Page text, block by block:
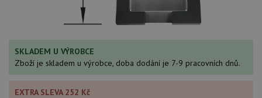
SKLADEM U VÝROBCE
Zboží je skladem u výrobce, doba dodání je 7-9 pracovních dnů.
EXTRA SLEVA 252 Kč